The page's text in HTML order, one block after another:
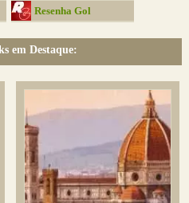
Resenha Gol
em Destaque: